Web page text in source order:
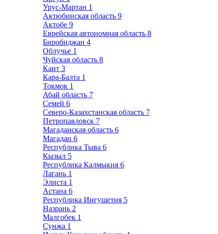
Урус-Мартан 1
Актюбинская область 9
Актобе 9
Еврейская автономная область 8
Биробиджан 4
Облучье 1
Чуйская область 8
Кант 3
Кара-Балта 1
Токмок 1
Абай область 7
Семей 6
Северо-Казахстанская область 7
Петропавловск 7
Магаданская область 6
Магадан 6
Республика Тыва 6
Кызыл 5
Республика Калмыкия 6
Лагань 1
Элиста 1
Астана 6
Республика Ингушетия 5
Назрань 2
Малгобек 1
Сунжа 1